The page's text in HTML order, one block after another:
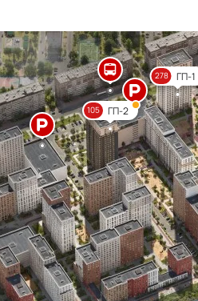
278 ГП-1
105 ГП-2